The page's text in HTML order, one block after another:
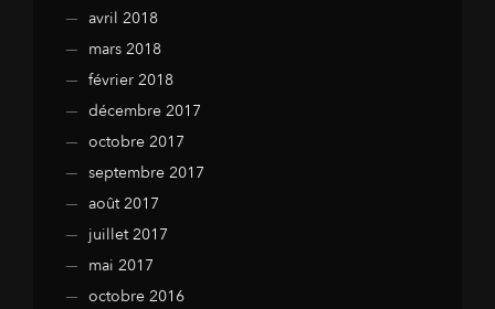
avril 2018
mars 2018
février 2018
décembre 2017
octobre 2017
septembre 2017
août 2017
juillet 2017
mai 2017
octobre 2016